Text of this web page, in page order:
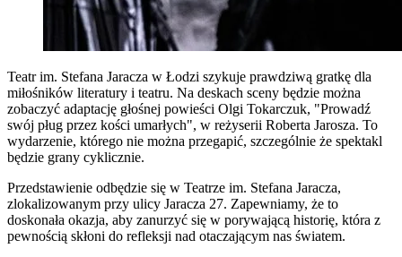
Teatr im. Stefana Jaracza w Łodzi szykuje prawdziwą gratkę dla
miłośników literatury i teatru. Na deskach sceny będzie można
zobaczyć adaptację głośnej powieści Olgi Tokarczuk, "Prowadź
swój pług przez kości umarłych", w reżyserii Roberta Jarosza. To
wydarzenie, którego nie można przegapić, szczególnie że spektakl
będzie grany cyklicznie.
Przedstawienie odbędzie się w Teatrze im. Stefana Jaracza,
zlokalizowanym przy ulicy Jaracza 27. Zapewniamy, że to
doskonała okazja, aby zanurzyć się w porywającą historię, która z
pewnością skłoni do refleksji nad otaczającym nas światem.